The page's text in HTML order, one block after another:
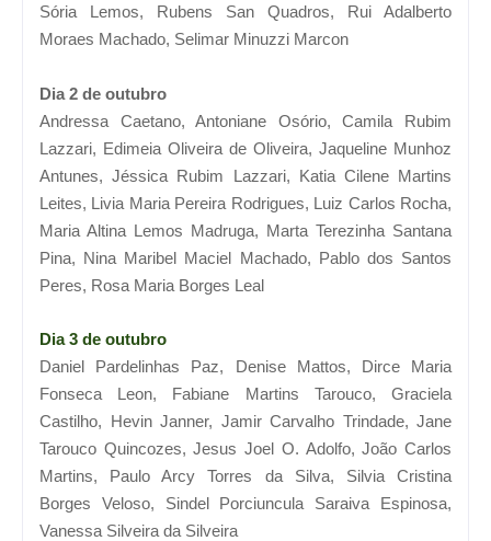
Sória Lemos, Rubens San Quadros, Rui Adalberto
Moraes Machado, Selimar Minuzzi Marcon
Dia 2 de outubro
Andressa Caetano, Antoniane Osório, Camila Rubim
Lazzari, Edimeia Oliveira de Oliveira, Jaqueline Munhoz
Antunes, Jéssica Rubim Lazzari, Katia Cilene Martins
Leites, Livia Maria Pereira Rodrigues, Luiz Carlos Rocha,
Maria Altina Lemos Madruga, Marta Terezinha Santana
Pina, Nina Maribel Maciel Machado, Pablo dos Santos
Peres, Rosa Maria Borges Leal
Dia 3 de outubro
Daniel Pardelinhas Paz, Denise Mattos, Dirce Maria
Fonseca Leon, Fabiane Martins Tarouco, Graciela
Castilho, Hevin Janner, Jamir Carvalho Trindade, Jane
Tarouco Quincozes, Jesus Joel O. Adolfo, João Carlos
Martins, Paulo Arcy Torres da Silva, Silvia Cristina
Borges Veloso, Sindel Porciuncula Saraiva Espinosa,
Vanessa Silveira da Silveira